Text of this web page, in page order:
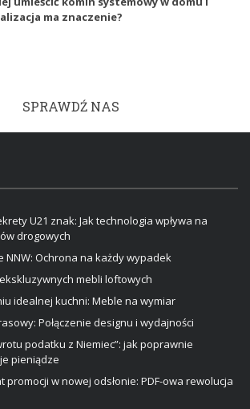
ma znaczenie?
SPRAWDŹ NAS
U21 znak: Jak technologia wpływa na
drogowych
NNW: Ochrona na każdy wypadek
mebli loftowych
idealnej kuchni: Meble na wymiar
Połączenie designu i wydajności
podatku z Niemiec”: jak poprawnie
pieniądze
promocji w nowej odsłonie: PDF-owa rewolucja